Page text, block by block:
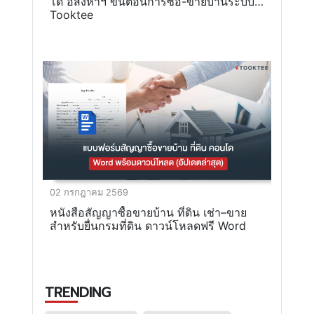
Tooktee
02 กรกฎาคม 2569
หนังสือสัญญาซื้อขายบ้าน ที่ดิน เช่า–ขาย
สำหรับยื่นกรมที่ดิน ดาวน์โหลดฟรี Word
TRENDING